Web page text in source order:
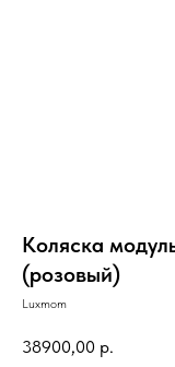
Коляска
(розовый)
Luxmom
38900,00 р.